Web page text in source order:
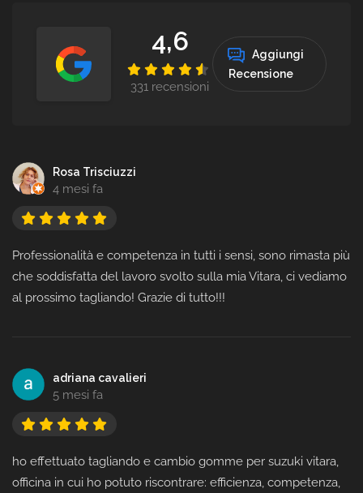
4,6
331 recensioni
Aggiungi
Recensione
Rosa Trisciuzzi
4 mesi fa
Professionalità e competenza in tutti i sensi, sono rimasta più
che soddisfatta del lavoro svolto sulla mia Vitara, ci vediamo
al prossimo tagliando! Grazie di tutto!!!
adriana cavalieri
5 mesi fa
ho effettuato tagliando e cambio gomme per suzuki vitara,
officina in cui ho potuto riscontrare: efficienza, competenza,